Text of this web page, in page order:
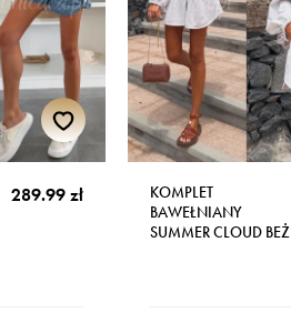
289.99 zł
KOMPLET
BAWEŁNIANY
SUMMER CLOUD BEŻ